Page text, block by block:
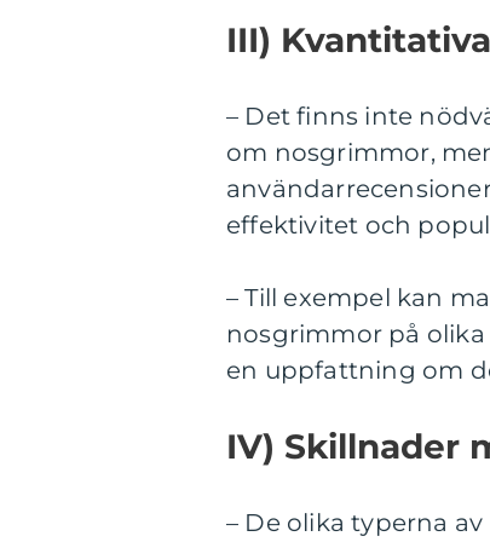
III)
– Det finns inte
om nosgrimmor,
effektivitet och
– Till exempel kan
nosgrimmor på
en uppfattning om
IV) Skillnader
– De olika typerna